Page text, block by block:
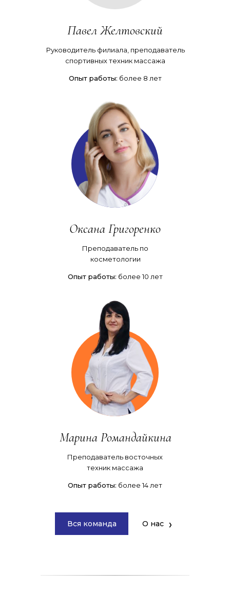
Оксана Григоренко
Преподаватель по
косметологии
Павел Желтовский
Руководитель филиала, преподаватель
спортивных техник массажа
Марина Романдайкина
Преподаватель восточных
техник массажа
Вся команда О нас ❯
Опыт работы: более 10 лет
Опыт работы: более 8 лет
Опыт работы: более 14 лет